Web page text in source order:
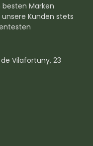
Marken
Kunden stets
de Vilafortuny, 23